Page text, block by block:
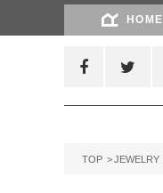
HOME
TOP JEWELRY